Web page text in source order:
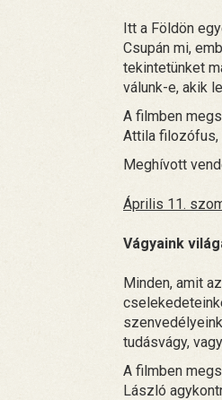
Itt a Földön
Csupán mi,
tekintetünket
válunk-e, akik
A filmben
Attila filozófus,
Meghívott
Április 11.
Vágyaink
Minden, amit
tudásvágy,
A filmben
László